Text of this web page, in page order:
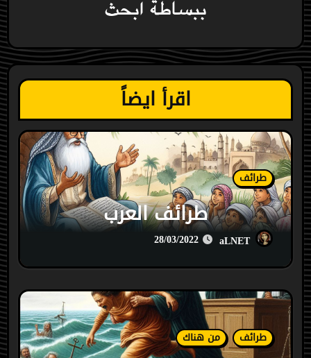
ببساطة ابحث
اقرأ ايضاً
طرائف
طرائف العرب
aLNET
28/03/2022
طرائف من هناك